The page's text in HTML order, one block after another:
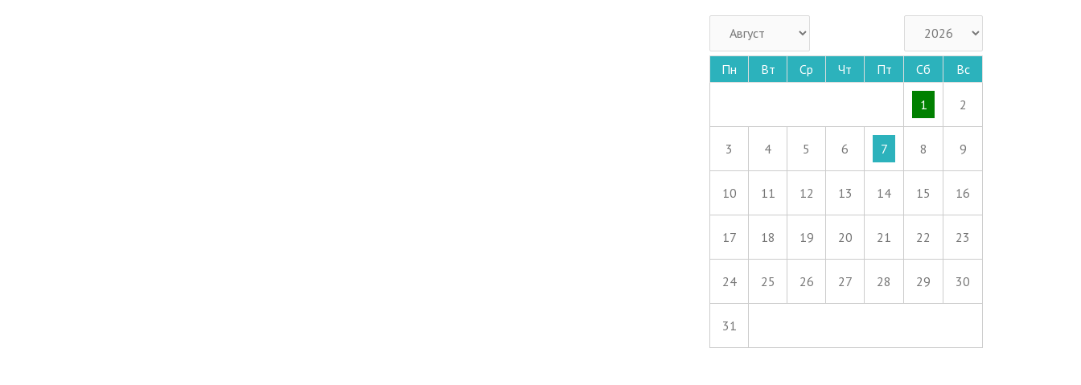
Пн Вт Ср Чт Пт Сб Вс
1 2
3 4 5 6 7 8 9
10 11 12 13 14 15 16
17 18 19 20 21 22 23
24 25 26 27 28 29 30
31